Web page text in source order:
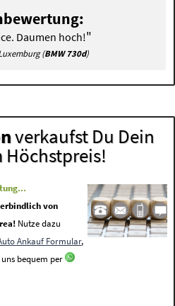
Daumen hoch!"
(BMW 730d)
verkaufst Du Dein
Höchstpreis!
von
Nutze dazu
Ankauf Formular,
bequem per